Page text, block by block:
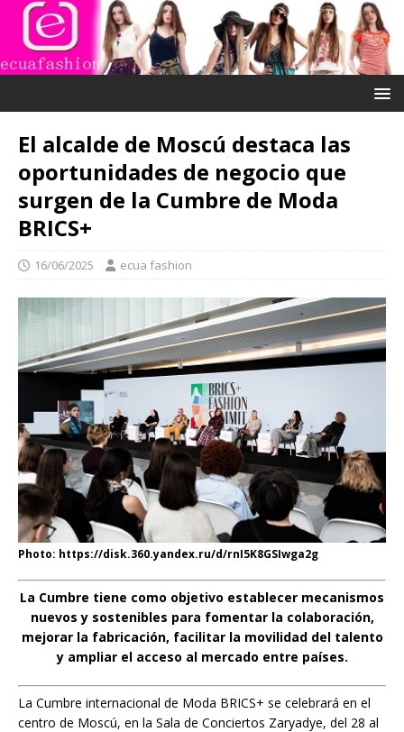
El alcalde de Moscú destaca las
oportunidades de negocio que
surgen de la Cumbre de Moda
BRICS+
16/06/2025 ecua fashion
Photo: https://disk.360.yandex.ru/d/rnI5K8GSIwga2g
La Cumbre tiene como objetivo establecer mecanismos
nuevos y sostenibles para fomentar la colaboración,
mejorar la fabricación, facilitar la movilidad del talento
y ampliar el acceso al mercado entre países.
La Cumbre internacional de Moda BRICS+ se celebrará en el
centro de Moscú, en la Sala de Conciertos Zaryadye, del 28 al